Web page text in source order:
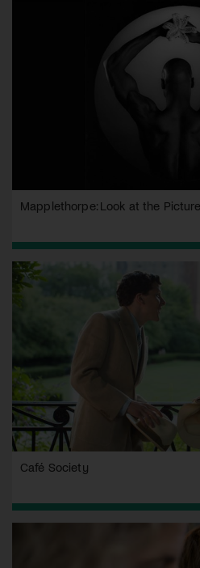
Mapplethorpe: Look at the
Café Society